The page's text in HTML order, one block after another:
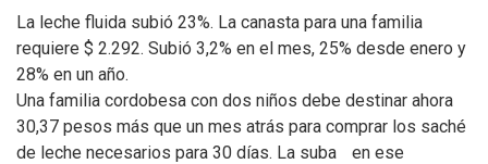
La leche fluida subió 23%. La canasta para una familia
requiere $ 2.292. Subió 3,2% en el mes, 25% desde enero y
28% en un año.
Una familia cordobesa con dos niños debe destinar ahora
30,37 pesos más que un mes atrás para comprar los saché
de leche ne­cesarios para 30 días. La suba en ese